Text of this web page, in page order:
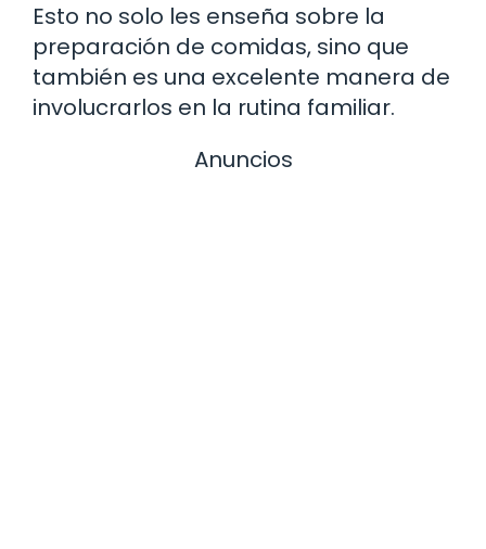
Esto no solo les enseña sobre la
preparación de comidas, sino que
también es una excelente manera de
involucrarlos en la rutina familiar.
Anuncios